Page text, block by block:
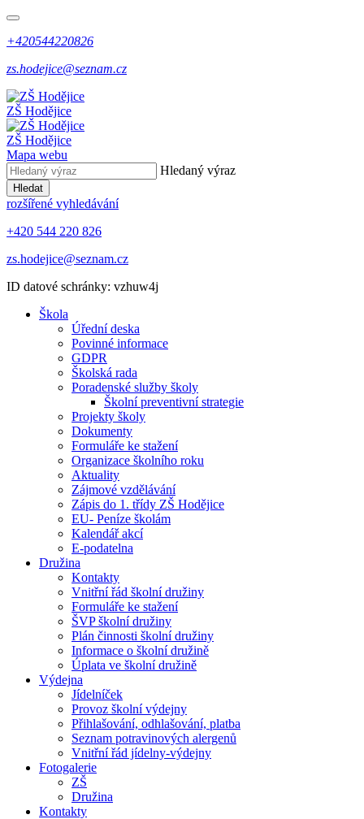
+420544220826
zs.hodejice@seznam.cz
ZŠ Hodějice
ZŠ Hodějice
Mapa webu
Hledaný výraz
Hledat
rozšířené vyhledávání
+420 544 220 826
zs.hodejice@seznam.cz
ID datové schránky: vzhuw4j
Škola
Úřední deska
Povinné informace
GDPR
Školská rada
Poradenské služby školy
Školní preventivní strategie
Projekty školy
Dokumenty
Formuláře ke stažení
Organizace školního roku
Aktuality
Zájmové vzdělávání
Zápis do 1. třídy ZŠ Hodějice
EU- Peníze školám
Kalendář akcí
E-podatelna
Družina
Kontakty
Vnitřní řád školní družiny
Formuláře ke stažení
ŠVP školní družiny
Plán činnosti školní družiny
Informace o školní družině
Úplata ve školní družině
Výdejna
Jídelníček
Provoz školní výdejny
Přihlašování, odhlašování, platba
Seznam potravinových alergenů
Vnitřní řád jídelny-výdejny
Fotogalerie
ZŠ
Družina
Kontakty